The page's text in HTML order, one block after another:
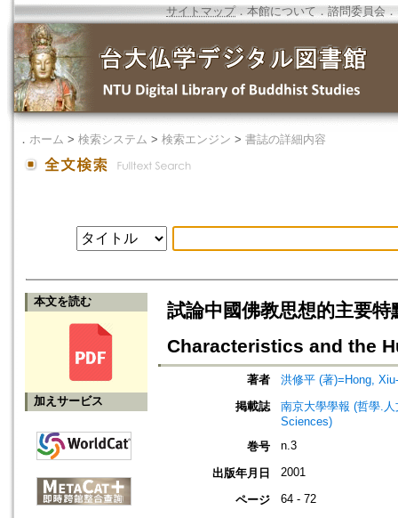
サイトマップ．本館について ． 諮問委員会 ．
． ホーム > 検索システム > 検索エンジン > 書誌の詳細内容
本文を読む
加えサービス
試論中國佛教思想的主要
Characteristics and the
著者
洪修平 (著)=Hong,
掲載誌
南京大學學報 (哲學.
Sciences)
巻号
n.3
出版年月日 2001
ページ 64 - 72